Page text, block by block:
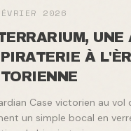
2026
UNE
À
Case victorien au
un simple bocal en